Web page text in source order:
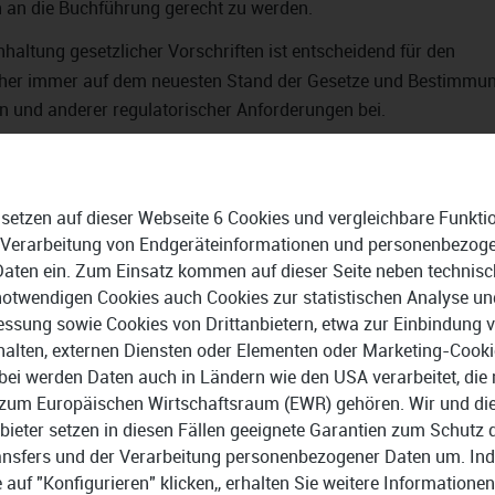
die Buchführung gerecht zu werden.
gesetzlicher Vorschriften ist entscheidend für den
immer auf dem neuesten Stand der Gesetze und
und anderer regulatorischer Anforderungen bei.
Finanzberichte zu generieren und detaillierte
Buchhaltungssoftware. Unternehmen können so fundierte
treffen.
ein wichtiger Schritt für den Erfolg eines Unternehmens. Durch
sicherstellen, dass ihre Buchführungsprozesse effizient,
sind.
Alternativen zu sevdesk
auf dieser Webseite 6 Cookies und vergleichbare
von Endgeräteinformationen und
ein. Zum Einsatz kommen auf dieser Seite neben
Cookies auch Cookies zur statistischen Analyse
sowie Cookies von Drittanbietern, etwa zur Einbindung
externen Diensten oder Elementen oder Marketing-
werden Daten auch in Ländern wie den USA verarbeitet, die
Europäischen Wirtschaftsraum (EWR) gehören. Wir und
setzen in diesen Fällen geeignete Garantien zum Schutz
und der Verarbeitung personenbezogener Daten um.
auf "Konfigurieren" klicken,, erhalten Sie weitere